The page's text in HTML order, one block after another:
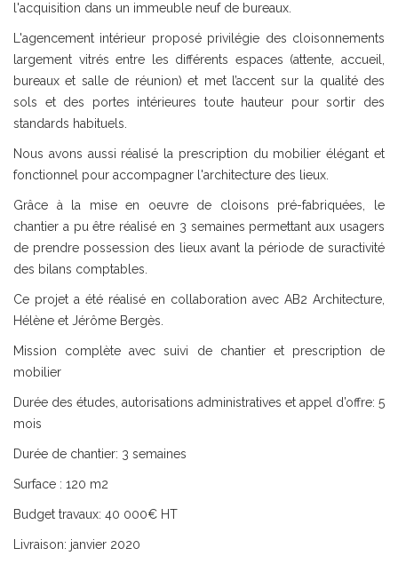
l'acquisition dans un immeuble neuf de bureaux.
L'agencement intérieur proposé privilégie des cloisonnements
largement vitrés entre les différents espaces (attente, accueil,
bureaux et salle de réunion) et met l’accent sur la qualité des
sols et des portes intérieures toute hauteur pour sortir des
standards habituels.
Nous avons aussi réalisé la prescription du mobilier élégant et
fonctionnel pour accompagner l'architecture des lieux.
Grâce à la mise en oeuvre de cloisons pré-fabriquées, le
chantier a pu être réalisé en 3 semaines permettant aux usagers
de prendre possession des lieux avant la période de suractivité
des bilans comptables.
Ce projet a été réalisé en collaboration avec AB2 Architecture,
Hélène et Jérôme Bergès.
Mission complète avec suivi de chantier et prescription de
mobilier
Durée des études, autorisations administratives et appel d’offre: 5
mois
Durée de chantier: 3 semaines
Surface : 120 m2
Budget travaux: 40 000€ HT
Livraison: janvier 2020